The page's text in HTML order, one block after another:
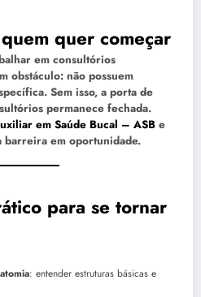
quer começar
em consultórios
obstáculo: não possuem
. Sem isso, a porta de
permanece fechada.
em Saúde Bucal – ASB e
barreira em oportunidade.
para se tornar
: entender estruturas básicas e